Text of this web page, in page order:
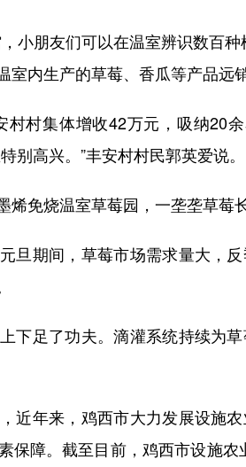
朋友们可以在温室辨识数百种
内生产的草莓、香瓜等产品远
村集体增收42万元，吸纳20余
别高兴。”丰安村村民郭英爱说。
免烧温室草莓园，一垄垄草莓长
期间，草莓市场需求量大，反
足了功夫。滴灌系统持续为草
年来，鸡西市大力发展设施农
保障。截至目前，鸡西市设施